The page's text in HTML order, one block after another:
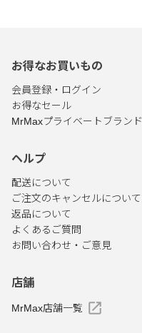
お得なお買いもの
会員登録・ログイン
お得なセール
MrMaxプライベートブランド
ヘルプ
配送について
ご注文のキャンセルについて
返品について
よくあるご質問
お問い合わせ・ご意見
店舗
MrMax店舗一覧